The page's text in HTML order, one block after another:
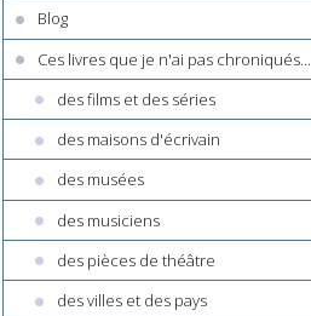
Blog
Ces livres que je n'ai pas chroniqués...
des films et des séries
des maisons d'écrivain
des musées
des musiciens
des pièces de théâtre
des villes et des pays